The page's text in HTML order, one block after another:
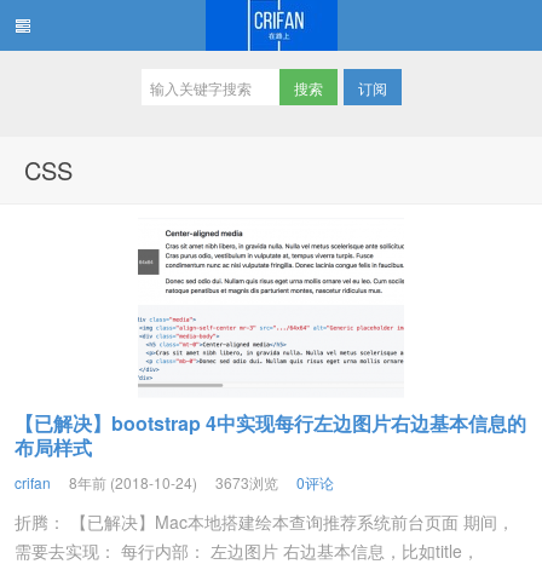
订阅
CSS
【已解决】bootstrap 4中实现每行左边图片右边基本信息的
布局样式
crifan 8年前 (2018-10-24) 3673浏览 0评论
折腾： 【已解决】Mac本地搭建绘本查询推荐系统前台页面 期间，
需要去实现： 每行内部： 左边图片 右边基本信息，比如title，